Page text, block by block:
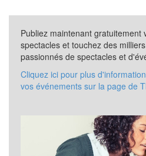
Publiez maintenant gratuitement
spectacles et touchez des
passionnés de spectacles et
Cliquez ici pour plus
vos événements sur la page de